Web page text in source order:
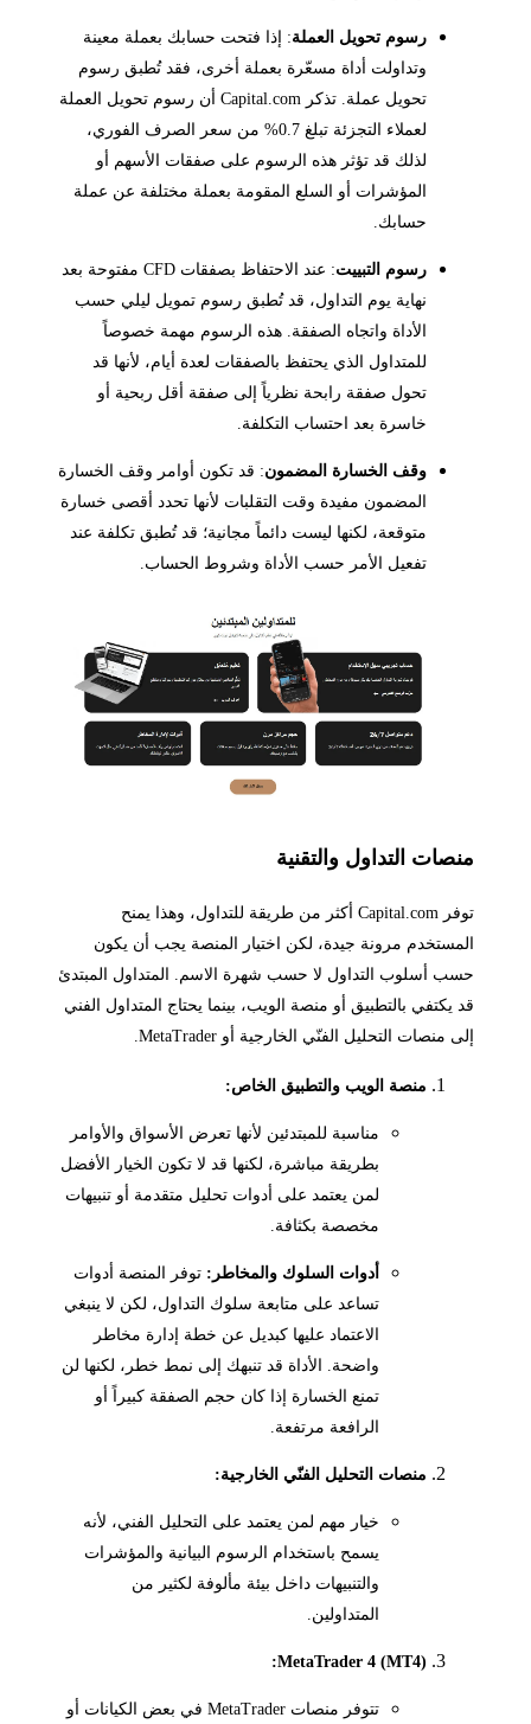
رسوم تحويل العملة: إذا فتحت حسابك بعملة معينة
وتداولت أداة مسعّرة بعملة أخرى، فقد تُطبق رسوم
تحويل عملة. تذكر Capital.com أن رسوم تحويل العملة
لعملاء التجزئة تبلغ 0.7% من سعر الصرف الفوري،
لذلك قد تؤثر هذه الرسوم على صفقات الأسهم أو
المؤشرات أو السلع المقومة بعملة مختلفة عن عملة
حسابك.
رسوم التبييت
: عند الاحتفاظ بصفقات CFD مفتوحة بعد
نهاية يوم التداول، قد تُطبق رسوم تمويل ليلي حسب
الأداة واتجاه الصفقة. هذه الرسوم مهمة خصوصاً
للمتداول الذي يحتفظ بالصفقات لعدة أيام، لأنها قد
تحول صفقة رابحة نظرياً إلى صفقة أقل ربحية أو
خاسرة بعد احتساب التكلفة.
وقف الخسارة المضمون: قد تكون أوامر وقف الخسارة
المضمون مفيدة وقت التقلبات لأنها تحدد أقصى خسارة
متوقعة، لكنها ليست دائماً مجانية؛ قد تُطبق تكلفة عند
تفعيل الأمر حسب الأداة وشروط الحساب.
منصات التداول والتقنية
توفر Capital.com أكثر من طريقة للتداول، وهذا يمنح
المستخدم مرونة جيدة، لكن اختيار المنصة يجب أن يكون
حسب أسلوب التداول لا حسب شهرة الاسم. المتداول المبتدئ
قد يكتفي بالتطبيق أو منصة الويب، بينما يحتاج المتداول الفني
إلى منصات التحليل الفنّي الخارجية أو MetaTrader.
منصة الويب والتطبيق الخاص:
مناسبة للمبتدئين لأنها تعرض الأسواق والأوامر
بطريقة مباشرة، لكنها قد لا تكون الخيار الأفضل
لمن يعتمد على أدوات تحليل متقدمة أو تنبيهات
مخصصة بكثافة.
أدوات السلوك والمخاطر: توفر المنصة أدوات
تساعد على متابعة سلوك التداول، لكن لا ينبغي
الاعتماد عليها كبديل عن خطة إدارة مخاطر
واضحة. الأداة قد تنبهك إلى نمط خطر، لكنها لن
تمنع الخسارة إذا كان حجم الصفقة كبيراً أو
الرافعة مرتفعة.
منصات التحليل الفنّي الخارجية:
خيار مهم لمن يعتمد على التحليل الفني، لأنه
يسمح باستخدام الرسوم البيانية والمؤشرات
والتنبيهات داخل بيئة مألوفة لكثير من
المتداولين.
MetaTrader 4 (MT4):
تتوفر منصات MetaTrader في بعض الكيانات أو